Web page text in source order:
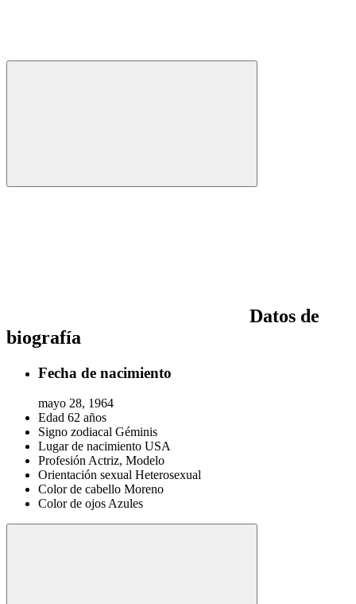
Datos de
biografía
Fecha de nacimiento
mayo 28, 1964
Edad 62 años
Signo zodiacal Géminis
Lugar de nacimiento USA
ProfesiónActriz, Modelo
Orientación sexual Heterosexual
Color de cabello Moreno
Color de ojosAzules